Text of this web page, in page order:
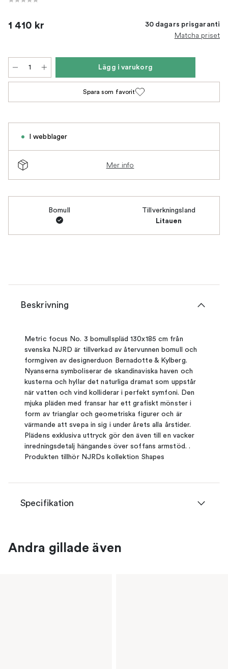
1 410 kr 30 dagars prisgaranti
Matcha priset
Lägg i varukorg
Spara som favorit
I webblager
Mer info
Bomull Tillverkningsland
Litauen
Beskrivning
Metric focus No. 3 bomullspläd 130x185 cm från
svenska NJRD är tillverkad av återvunnen bomull och
formgiven av designerduon Bernadotte & Kylberg.
Nyanserna symboliserar de skandinaviska haven och
kusterna och hyllar det naturliga dramat som uppstår
när vatten och vind kolliderar i perfekt symfoni. Den
mjuka pläden med fransar har ett grafiskt mönster i
form av trianglar och geometriska figurer och är
värmande att svepa in sig i under årets alla årstider.
Plädens exklusiva uttryck gör den även till en vacker
inredningsdetalj hängandes över soffans armstöd. .
Produkten tillhör NJRDs kollektion Shapes
Specifikation
Andra gillade även